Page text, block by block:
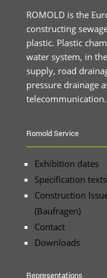
ROMOLD is the
constructing
plastic. Plastic
water system, in
supply, road
pressure drainage
telecommunication.
Romold Service
Exhibition dates
Specification texts
Construction
(Baufragen)
Contact
Downloads
Representations